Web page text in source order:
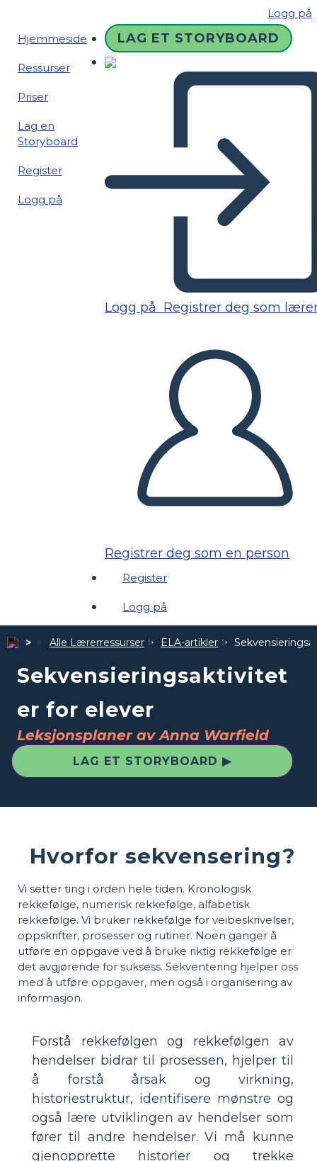
Logg på
Hjemmeside
Ressurser
Priser
Lag en
Storyboard
Register
Logg på
LAG ET STORYBOARD
Logg på Registrer deg som
Registrer deg som en person
Register
Logg på
Alle Lærerressurser ELA-artikler
Sekvensieringsaktivitet
er for elever
Leksjonsplaner av Anna Warfield
LAG ET STORYBOARD ▶
Hvorfor sekvensering?
Vi setter ting i orden hele tiden. Kronologisk
rekkefølge, numerisk rekkefølge, alfabetisk
rekkefølge. Vi bruker rekkefølge for veibeskrivelser,
oppskrifter, prosesser og rutiner. Noen ganger å
utføre en oppgave ved å bruke riktig rekkefølge er
det avgjørende for suksess. Sekventering hjelper oss
med å utføre oppgaver, men også i organisering av
informasjon.
Forstå rekkefølgen og rekkefølgen av
hendelser bidrar til prosessen, hjelper til
å forstå årsak og virkning,
historiestruktur, identifisere mønstre og
også lære utviklingen av hendelser som
fører til andre hendelser. Vi må kunne
gjenopprette historier og trekke